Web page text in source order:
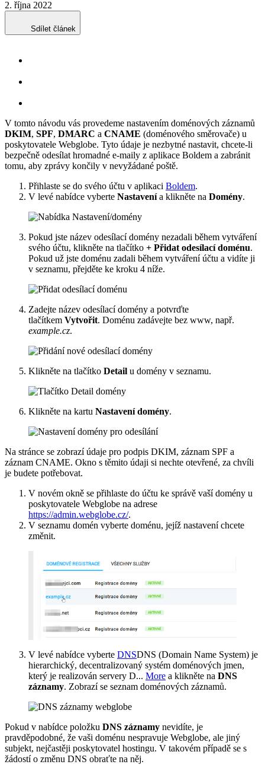
2. října 2022
Sdílet článek
V tomto návodu vás provedeme nastavením doménových záznamů
DKIM, SPF, DMARC a CNAME (doménového směrovače) u
poskytovatele Webglobe. Tyto údaje je nezbytné nastavit, chcete-li
bezpečně odesílat hromadné e-maily z aplikace Boldem a zabránit
tomu, aby zprávy končily v nevyžádané poště.
Přihlaste se do svého účtu v aplikaci Boldem.
V levé nabídce vyberte Nastavenía klikněte na Domény.
Pokud jste název odesílací domény nezadali během vytváření
svého účtu, klikněte na tlačítko + Přidat odesílací doménu.
Pokud už jste doménu zadali během vytváření účtu a vidíte ji
v seznamu, přejděte ke kroku 4 níže.
Zadejte název odesílací domény a potvrďte
tlačítkem Vytvořit. Doménu zadávejte bez www, např.
example.cz.
Klikněte na tlačítko Detail u domény v seznamu.
Klikněte na kartu Nastavení domény.
Na stránce se zobrazí údaje pro podpis DKIM, záznam SPF a
záznam CNAME. Okno s těmito údaji si nechte otevřené, za chvíli
je budete potřebovat.
V novém okně se přihlaste do účtu ke správě vaší domény u
poskytovatele Webglobe na adrese
https://admin.webglobe.cz/.
V seznamu domén vyberte doménu, jejíž nastavení chcete
změnit.
V levé nabídce vyberte DNSDNS (Domain Name System) je
hierarchický, decentralizovaný systém doménových jmen,
který je realizován servery D... More a klikněte na DNS
záznamy. Zobrazí se seznam doménových záznamů.
Pokud v nabídce položku DNS záznamy nevidíte, je
pravděpodobné, že vaši doménu nespravuje Webglobe, ale jiný
subjekt, nejčastěji poskytovatel hostingu. V takovém případě se s
žádostí o změnu DNS obraťte na něj.